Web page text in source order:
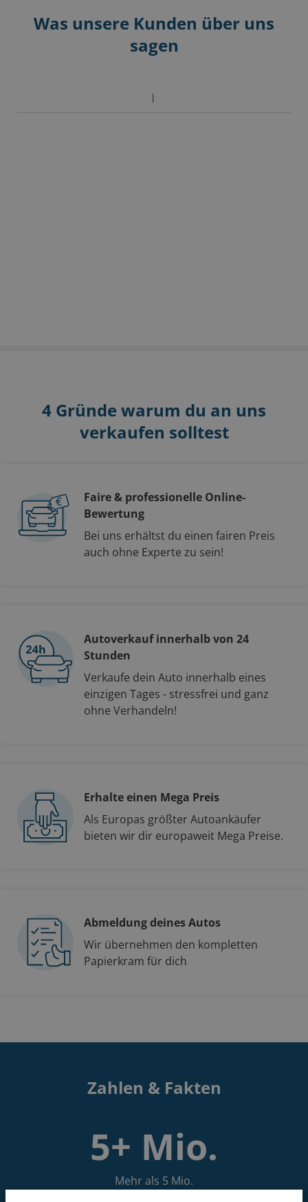
häufigen
Was unsere Kunden über uns
sagen
4 Gründe warum du an uns
verkaufen solltest
Faire & professionelle Online-
Bewertung
Bei uns erhältst du einen fairen Preis
auch ohne Experte zu sein!
Autoverkauf innerhalb von 24
Stunden
Verkaufe dein Auto innerhalb eines
einzigen Tages - stressfrei und ganz
ohne Verhandeln!
Erhalte einen Mega Preis
Als Europas größter Autoankäufer
bieten wir dir europaweit Mega Preise.
Abmeldung deines Autos
Wir übernehmen den kompletten
Papierkram für dich
Zahlen & Fakten
5+ Mio.
Mehr als 5 Mio.
zufriedene Kunden